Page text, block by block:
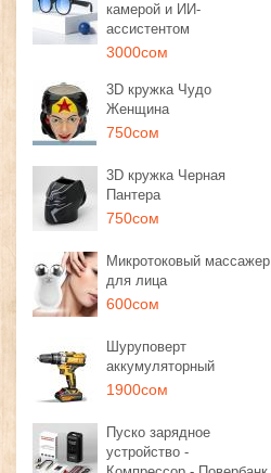
камерой и ИИ-
ассистентом
3000сом
3D кружка Чудо
Женщина
750сом
3D кружка Черная
Пантера
750сом
Микротоковый массажер
для лица
600сом
Шуруповерт
аккумуляторный
1900сом
Пуско зарядное
устройство -